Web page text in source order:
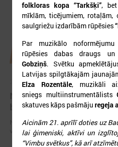
2026. gada 28. aprīlis
Notiks Kraukļa piemiņas
bērniem, amatieriem un
Notiks Kraukļa piemiņas basketbola
veterāniem
folkloras kopa “Tarkšķi”,
mīklām, ticējumiem,
saulgriežu izdarībām rūpēsies
Par muzikālo
rūpēsies dabas draugs un
Gobziņš. Svētku
Latvijas spilgtākajām
Elza Rozentāle, muzikāli
sniegs multiinstrumentālists
skatuves kāps pašmāju regeja
Aicinām 21. aprīlī doties uz
lai ģimeniski, aktīvi un
“Vimbu svētkus”, kā arī